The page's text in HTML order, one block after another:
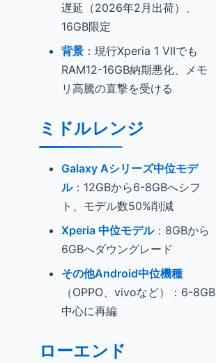
遅延（2026年2月出荷）、
16GB限定
背景 ：現行Xperia 1 VIIでも
RAM12-16GB納期悪化、メモ
リ高騰の直撃を受ける
ミドルレンジ
Galaxy Aシリーズ中位モデ
ル：12GBから6-8GBへシフ
ト、モデル数50%削減
Xperia 中位モデル：8GBから
6GBへダウングレード
その他Android中位機種
（OPPO、vivoなど）：6-8GB
中心に再編
ローエンド